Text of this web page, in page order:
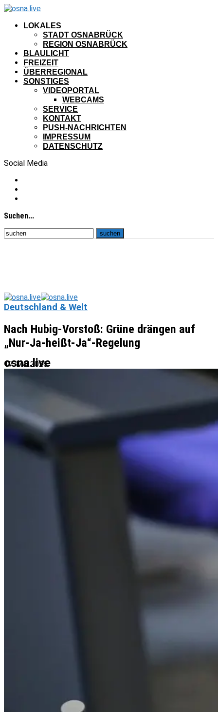
LOKALES
STADT OSNABRÜCK
REGION OSNABRÜCK
BLAULICHT
FREIZEIT
ÜBERREGIONAL
SONSTIGES
VIDEOPORTAL
WEBCAMS
SERVICE
KONTAKT
PUSH-NACHRICHTEN
IMPRESSUM
DATENSCHUTZ
Social Media
Suchen...
osna.live
Deutschland & Welt
Nach Hubig-Vorstoß: Grüne drängen auf
„Nur-Ja-heißt-Ja“-Regelung
17. Mai 2026